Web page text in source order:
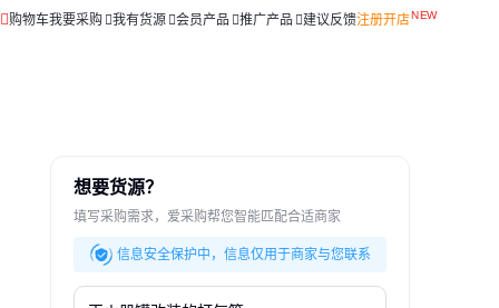
购物车我要采购 我有货源 会员产品 推广产品 建议反馈注册开店
想要货源？
填写采购需求，爱采购帮您智能匹配合适商家
信息安全保护中，信息仅用于商家与您联系